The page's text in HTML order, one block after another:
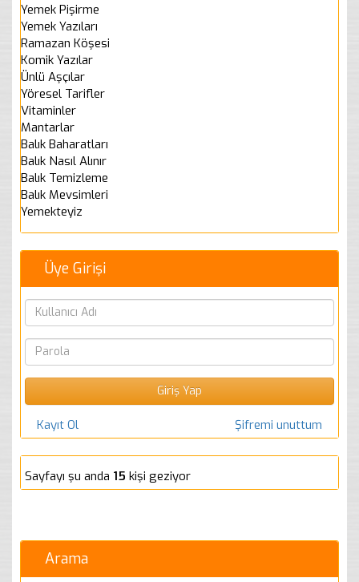
Yemek Pişirme
Yemek Yazıları
Ramazan Köşesi
Komik Yazılar
Ünlü Aşçılar
Yöresel Tarifler
Vitaminler
Mantarlar
Balık Baharatları
Balık Nasıl Alınır
Balık Temizleme
Balık Mevsimleri
Yemekteyiz
Üye Girişi
Kayıt Ol Şifremi unuttum
Sayfayı şu anda 15 kişi geziyor
Arama